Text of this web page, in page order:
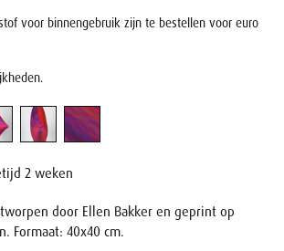
voor binnengebruik zijn te bestellen voor euro
2 weken
door Ellen Bakker en geprint op
Formaat: 40x40 cm.